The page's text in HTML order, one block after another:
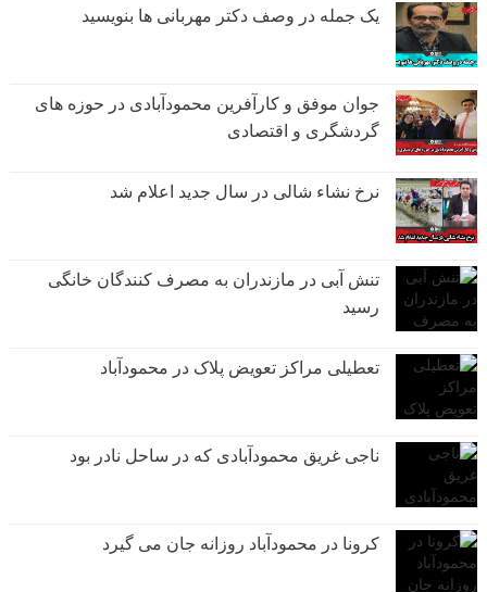
یک جمله در وصف دکتر مهربانی ها بنویسید
جوان موفق و کارآفرین محمودآبادی در حوزه های
گردشگری و اقتصادی
نرخ نشاء شالی در سال جدید اعلام شد
تنش آبی در مازندران به مصرف كنندگان خانگی
رسيد
تعطیلی مراکز تعویض پلاک در محمودآباد
ناجی غریق محمودآبادی که در ساحل نادر بود
کرونا در محمودآباد روزانه جان می گیرد